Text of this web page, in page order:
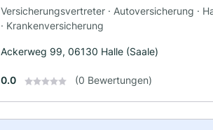
Versicherungsvertreter · Autoversicherung ·
· Krankenversicherung
Ackerweg 99, 06130 Halle (Saale)
0.0 (0 Bewertungen)